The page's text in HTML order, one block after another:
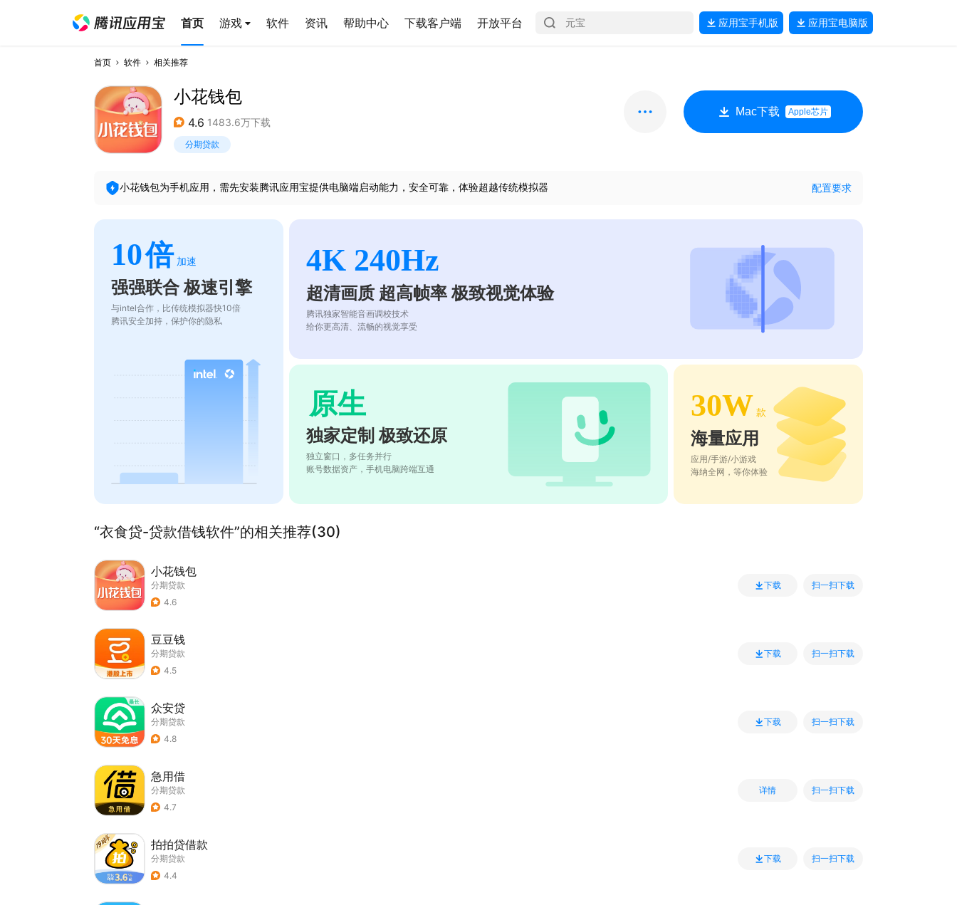
首页 游戏 软件 资讯 帮助中心 下载客户端 开放平台 应用宝手机版 应用宝电脑版
首页 软件 相关推荐
小花钱包
4.6 1483.6万下载
分期贷款
Mac下载 Apple芯片
小花钱包为手机应用，需先安装腾讯应用宝提供电脑端启动能力，安全可靠，体验超越传统模拟器 配置要求
10倍 加速
强强联合 极速引擎
与intel合作，比传统模拟器快10倍
腾讯安全加持，保护你的隐私
4K 240Hz
超清画质 超高帧率 极致视觉体验
腾讯独家智能音画调校技术
给你更高清、流畅的视觉享受
原生
独家定制 极致还原
独立窗口，多任务并行
账号数据资产，手机电脑跨端互通
30W 款
海量应用
应用/手游/小游戏
海纳全网，等你体验
“衣食贷-贷款借钱软件”的相关推荐(30)
小花钱包
分期贷款
4.6
下载 扫一扫下载
豆豆钱
分期贷款
4.5
下载 扫一扫下载
众安贷
分期贷款
4.8
下载 扫一扫下载
急用借
分期贷款
4.7
详情 扫一扫下载
拍拍贷借款
分期贷款
4.4
下载 扫一扫下载